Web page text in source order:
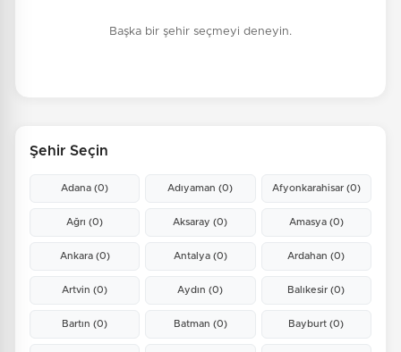
Başka bir şehir seçmeyi deneyin.
Şehir Seçin
Adana(0) Adıyaman(0) Afyonkarahisar (0)
Ağrı(0) Aksaray(0) Amasya (0)
Ankara (0) Antalya (0) Ardahan(0)
Artvin(0) Aydın(0) Balıkesir(0)
Bartın(0) Batman (0) Bayburt(0)